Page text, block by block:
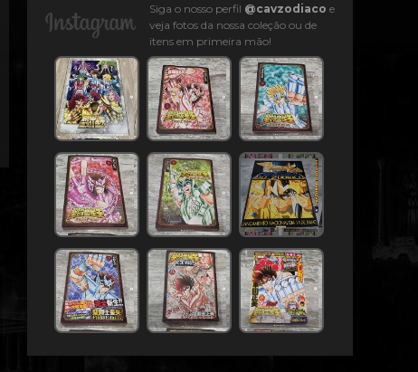
Siga o nosso perfil @cavzodiaco e
veja fotos da nossa coleção ou de
itens em primeira mão!